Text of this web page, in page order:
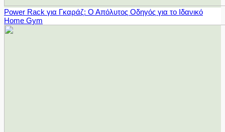
Power Rack για Γκαράζ: Ο Απόλυτος Οδηγός για το Ιδανικό
Home Gym